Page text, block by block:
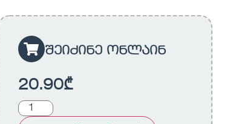
შეიძინე ონლაინ
20.90₾